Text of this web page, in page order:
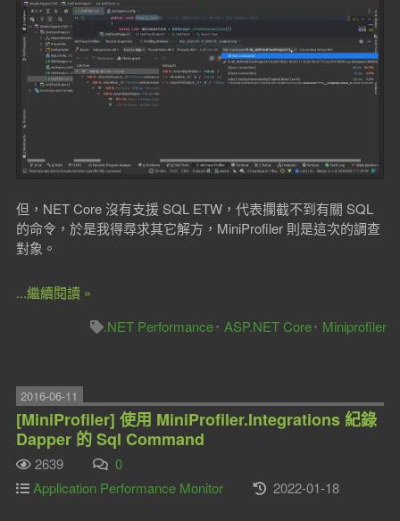
但，NET Core 沒有支援 SQL ETW，代表攔截不到有關 SQL
的命令，於是我得尋求其它解方，MiniProfiler 則是這次的調查
對象。
...繼續閱讀 »
.NET Performance
ASP.NET Core Miniprofiler
2016-06-11
[MiniProfiler] 使用 MiniProfiler.Integrations 紀錄
Dapper 的 Sql Command
2639
0
Application Performance Monitor
2022-01-18